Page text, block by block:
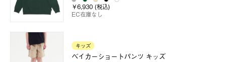
￥6,930 (税込)
EC在庫なし
キッズ
ベイカーショートパンツ キッズ